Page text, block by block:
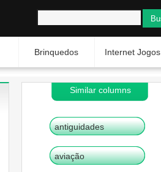
Brinquedos Internet Jogos
Similar columns
antiguidades
aviação